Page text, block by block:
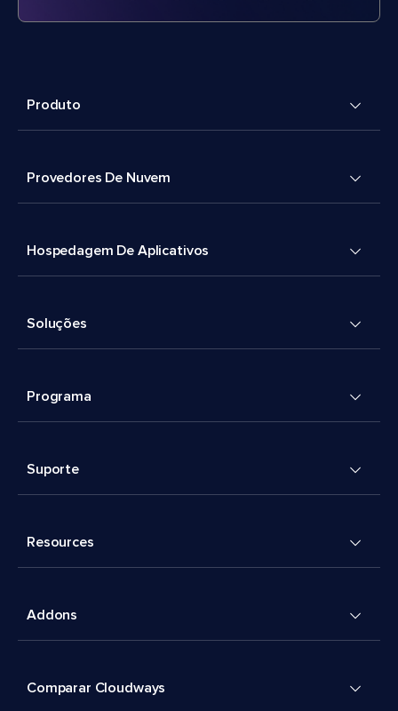
Produto
Provedores De Nuvem
Hospedagem De Aplicativos
Soluções
Programa
Suporte
Resources
Addons
Comparar Cloudways